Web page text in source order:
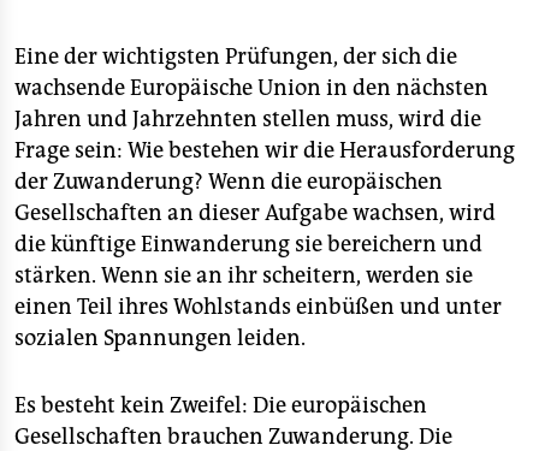
fragen & hilfe
unterstützen
abo
genossenschaft
epaper login
Eine der wichtigsten Prüfungen, der sich die
wachsende Europäische Union in den nächsten
Jahren und Jahrzehnten stellen muss, wird die
Frage sein: Wie bestehen wir die Herausforderung
der Zuwanderung? Wenn die europäischen
Gesellschaften an dieser Aufgabe wachsen, wird
die künftige Einwanderung sie bereichern und
stärken. Wenn sie an ihr scheitern, werden sie
einen Teil ihres Wohlstands einbüßen und unter
sozialen Spannungen leiden.
Es besteht kein Zweifel: Die europäischen
Gesellschaften brauchen Zuwanderung. Die